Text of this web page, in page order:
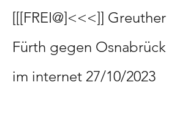
[[[FREI@]<<<]] Greuther
Fürth gegen Osnabrück
im internet 27/10/2023